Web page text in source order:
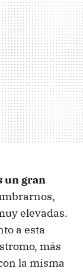
un gran
elevadas.
a esta
más
la misma